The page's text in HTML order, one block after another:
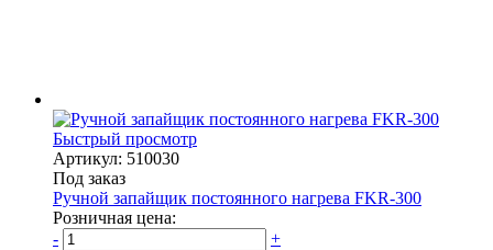
Быстрый просмотр
Артикул: 510030
Под заказ
Ручной запайщик постоянного нагрева FKR-300
Розничная цена:
-
+